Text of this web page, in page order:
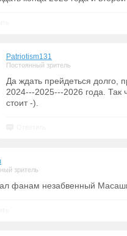
Patriotism131
Постоянный зритель
Да ждать прейдеться долго,
2024---2025---2026 года. Так
стоит -).
зритель
фанам незабвенный